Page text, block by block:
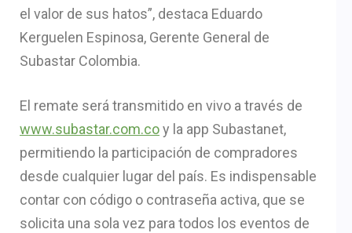
el valor de sus hatos”, destaca Eduardo
Kerguelen Espinosa, Gerente General de
Subastar Colombia.
El remate será transmitido en vivo a través de
www.subastar.com.coy la app Subastanet,
permitiendo la participación de compradores
desde cualquier lugar del país. Es indispensable
contar con código o contraseña activa, que se
solicita una sola vez para todos los eventos de